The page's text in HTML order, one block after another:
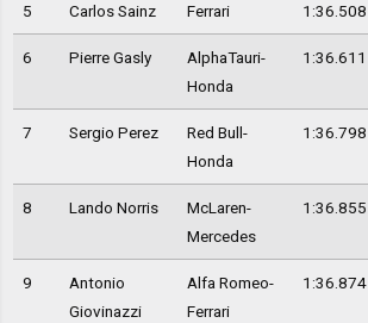
5 Carlos Sainz Ferrari 1:36.508
6 Pierre Gasly
AlphaTauri-
Honda
1:36.611
7 Sergio Perez
Red Bull-
Honda
1:36.798
8 Lando Norris
McLaren-
Mercedes
1:36.855
9
Antonio
Giovinazzi
Alfa Romeo-
Ferrari
1:36.874